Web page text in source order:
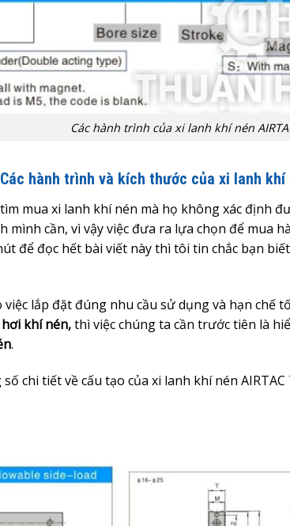
Các hành trình của xi lanh khí nén
Các hành trình và kích thước của xi lanh khí
mua xi lanh khí nén mà họ không xác định
mình cần, vì vậy việc đưa ra lựa chọn để mua
để đọc hết bài viết này thì tôi tin chắc bạn
lắp đặt đúng nhu cầu sử dụng và hạn chế
khí nén,thì việc chúng ta cần trước tiên là
.
chi tiết về cấu tạo của xi lanh khí nén